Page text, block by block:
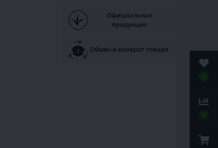
0
0
Официальная
продукция
Обмен и возврат товара